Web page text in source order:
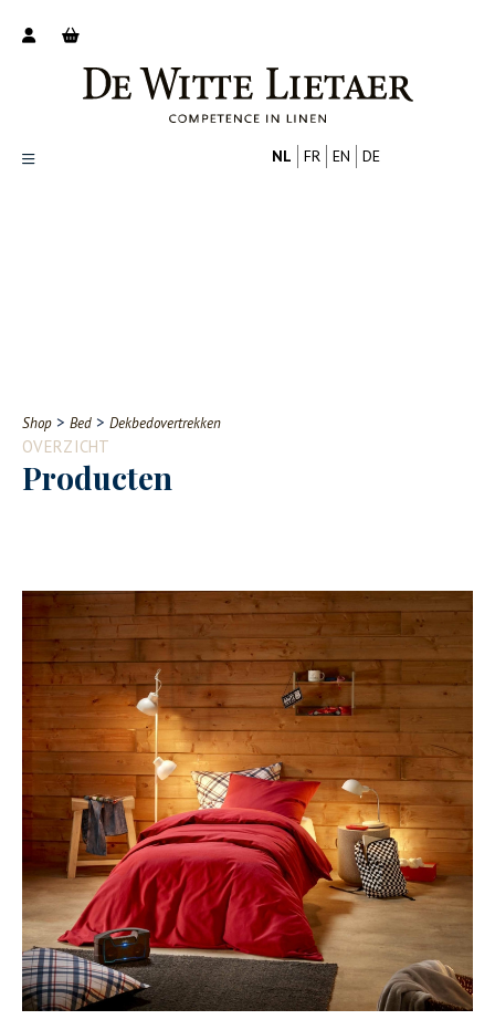
Contact
NL FR EN DE
Shop > Bed > Dekbedovertrekken
OVERZICHT
Producten